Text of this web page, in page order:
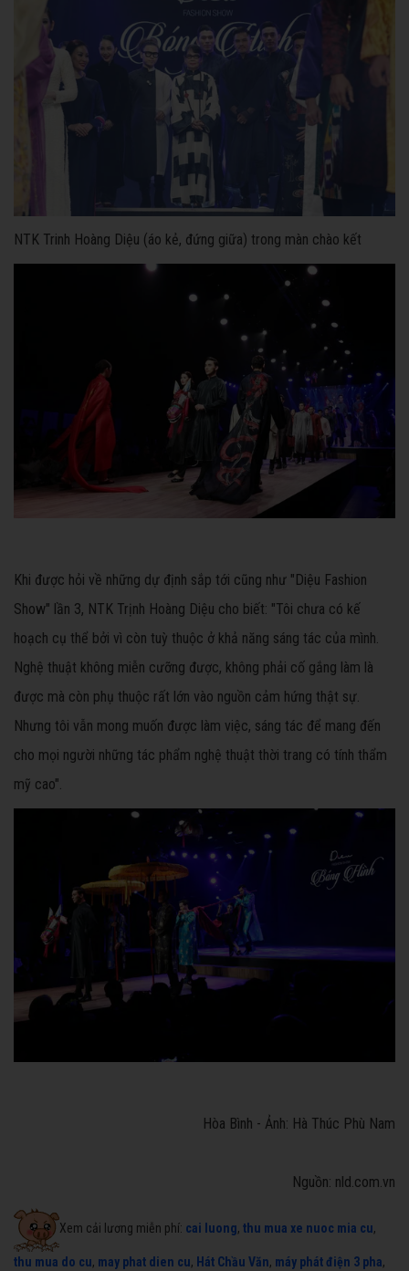
NTK Trinh Hoàng Diệu (áo kẻ, đứng giữa) trong màn chào kết
Khi được hỏi về những dự định sắp tới cũng như "Diệu Fashion
Show" lần 3, NTK Trịnh Hoàng Diệu cho biết: "Tôi chưa có kế
hoạch cụ thể bởi vì còn tuỳ thuộc ở khả năng sáng tác của mình.
Nghệ thuật không miễn cưỡng được, không phải cố gắng làm là
được mà còn phụ thuộc rất lớn vào nguồn cảm hứng thật sự.
Nhưng tôi vẫn mong muốn được làm việc, sáng tác để mang đến
cho mọi người những tác phẩm nghệ thuật thời trang có tính thẩm
mỹ cao".
Hòa Bình - Ảnh: Hà Thúc Phù Nam
Nguồn: nld.com.vn
Xem cải lương miễn phí: cai luong, thu mua xe nuoc mia cu,
thu mua do cu, may phat dien cu, Hát Chầu Văn, máy phát điện 3 pha,